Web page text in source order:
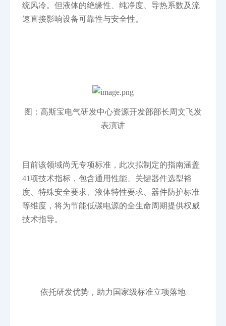
统风冷。但液体的绝缘性、纯净度、导热系数及流
速直接影响设备可靠性与安全性。
图：高斯宝电气研发中心资源开发部部长周文飞发
表演讲
目前该领域尚无专项标准，此次拟制定的指南涵盖
41项技术指标，包含通用性能、关键器件选型裕
度、特殊安全要求、液体特性要求、器件防护标准
等维度，将为节能低碳电源的全生命周期提供权威
技术指导。
依托研发优势，助力国家级标准立项落地